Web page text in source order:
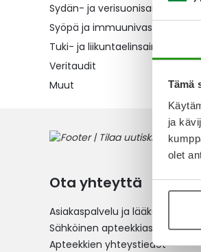
Tämä
ja
olet
Sydän- ja verisuonisairaudet
Syöpä ja immuunivaste
Tuki- ja liikuntaelinsairaudet
Veritaudit
Muut
Ota yhteyttä
Asiakaspalvelu ja lääkeneuvonta
Sähköinen apteekkiasiointi
Apteekkien yhteystiedot